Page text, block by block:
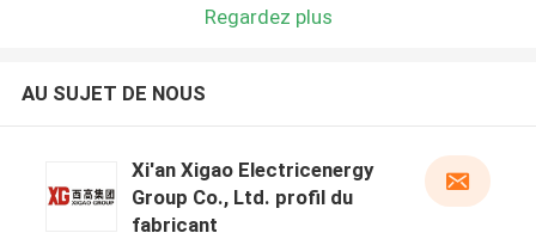
Regardez plus
AU SUJET DE NOUS
Xi'an Xigao Electricenergy
Group Co., Ltd. profil du
fabricant